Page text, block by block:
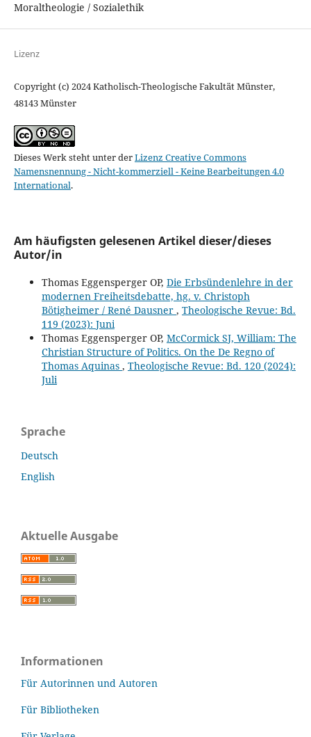
Moraltheologie / Sozialethik
Lizenz
Copyright (c) 2024 Katholisch-Theologische Fakultät Münster,
48143 Münster
Dieses Werk steht unter derLizenz Creative Commons
Namensnennung - Nicht-kommerziell - Keine Bearbeitungen 4.0
International.
Am häufigsten gelesenen Artikel dieser/dieses
Autor/in
Thomas Eggensperger OP, Die Erbsündenlehre in der
modernen Freiheitsdebatte, hg. v. Christoph
Bötigheimer / René Dausner , Theologische Revue: Bd.
119 (2023): Juni
Thomas Eggensperger OP, McCormick SJ, William: The
Christian Structure of Politics. On the De Regno of
Thomas Aquinas , Theologische Revue: Bd. 120 (2024):
Juli
Sprache
Deutsch
English
Aktuelle Ausgabe
Informationen
Für Autorinnen und Autoren
Für Bibliotheken